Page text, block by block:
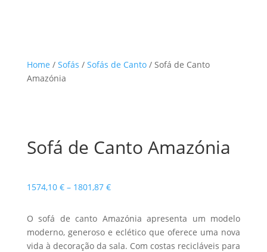
Home / Sofás / Sofás de Canto/ Sofá de Canto
Amazónia
Sofá de Canto Amazónia
1574,10 € – 1801,87 €Price
1574,10 €
through
1801,87 €
O sofá de canto Amazónia apresenta um modelo
moderno, generoso e eclético que oferece uma nova
vida à decoração da sala. Com costas recicláveis para